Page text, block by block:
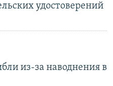
удостоверений
из-за наводнения в